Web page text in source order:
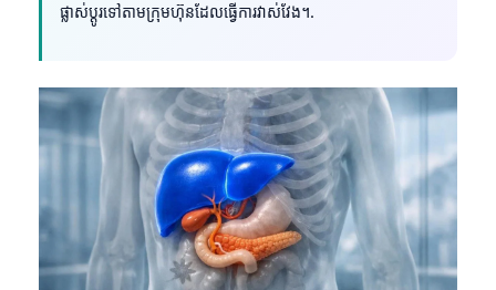
ផ្លាស់ប្តូរទៅតាមក្រុមហ៊ុនដែលធ្វើការវាស់វែង។.